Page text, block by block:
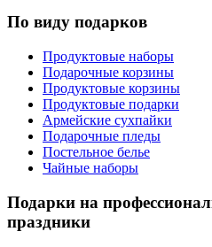
По виду подарков
Продуктовые наборы
Подарочные корзины
Продуктовые корзины
Продуктовые подарки
Армейские сухпайки
Подарочные пледы
Постельное белье
Чайные наборы
Подарки на
праздники